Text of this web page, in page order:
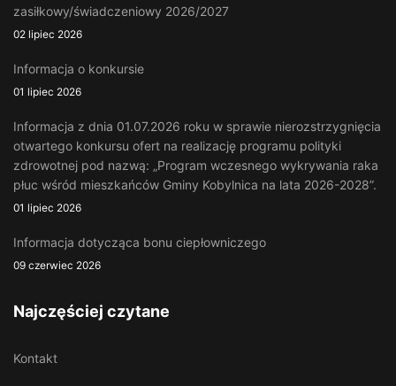
zasiłkowy/świadczeniowy 2026/2027
02 lipiec 2026
Informacja o konkursie
01 lipiec 2026
Informacja z dnia 01.07.2026 roku w sprawie nierozstrzygnięcia
otwartego konkursu ofert na realizację programu polityki
zdrowotnej pod nazwą: „Program wczesnego wykrywania raka
płuc wśród mieszkańców Gminy Kobylnica na lata 2026-2028”.
01 lipiec 2026
Informacja dotycząca bonu ciepłowniczego
09 czerwiec 2026
Najczęściej czytane
Kontakt